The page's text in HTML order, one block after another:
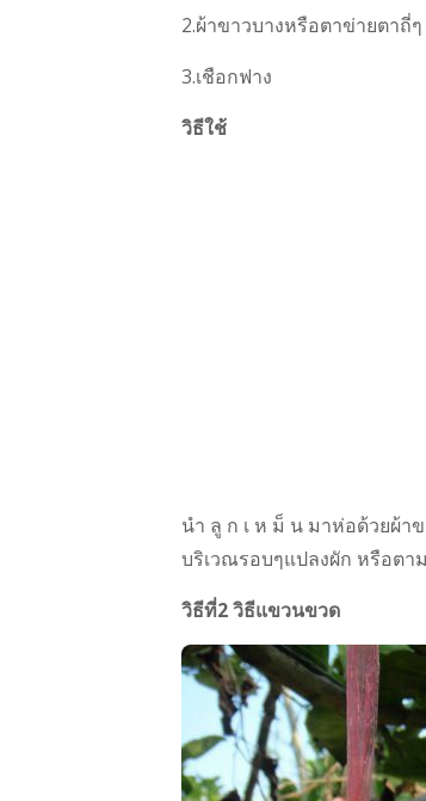
2.ผ้าขาวบางหรือตาข่ายตาถี่ๆ
3.เชือกฟาง
วิธีใช้
นำ ลู ก เ ห ม็ น มาห่อด้วยผ้
บริเวณรอบๆแปลงผัก หรือตา
วิธีที่2 วิธีแขวนขวด